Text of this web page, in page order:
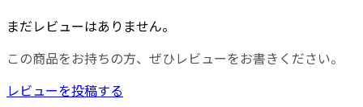
まだレビューはありません。
この商品をお持ちの方、ぜひレビューをお書きください。
レビューを投稿する